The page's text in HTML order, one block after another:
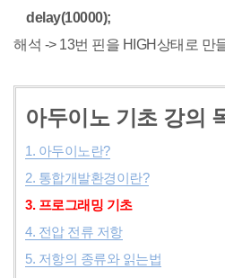
delay(10000);
해석 -> 13번 핀을 HIGH상태로 만
아두이노 기초 강의
1. 아두이노란?
2. 통합개발환경이란?
3. 프로그래밍 기초
4. 전압 전류 저항
5. 저항의 종류와 읽는법